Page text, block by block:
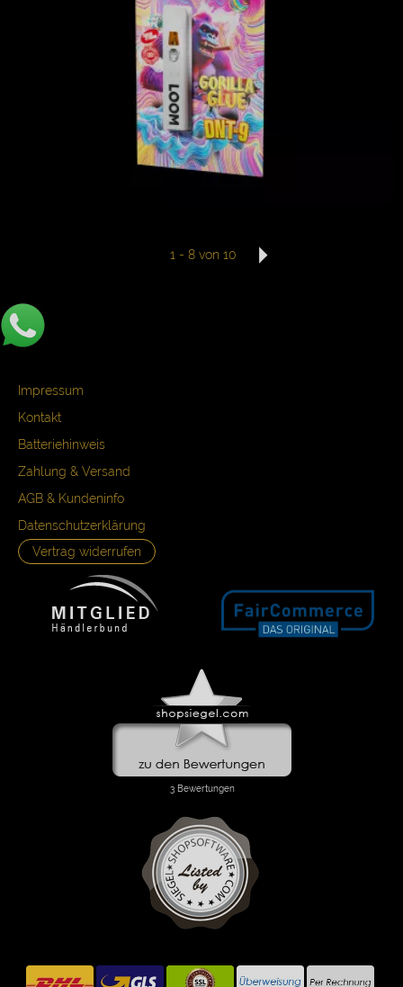
1- 8von 10
Impressum
Kontakt
Batteriehinweis
Zahlung & Versand
AGB & Kundeninfo
Datenschutzerklärung
Vertrag widerrufen